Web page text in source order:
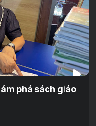
phá sách giáo